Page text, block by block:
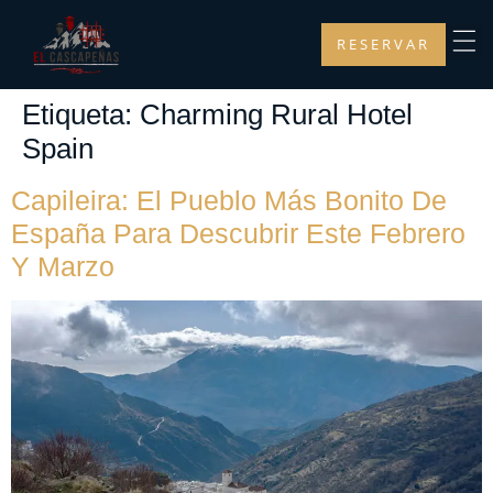
RESERVAR
Etiqueta: Charming Rural Hotel
Spain
Capileira: El Pueblo Más Bonito De
España Para Descubrir Este Febrero
Y Marzo